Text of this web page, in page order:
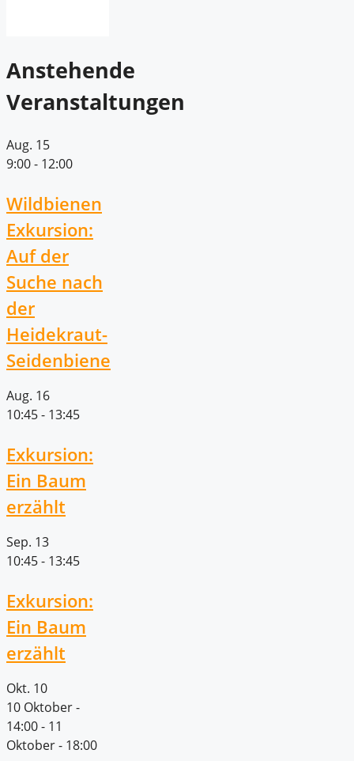
Anstehende
Veranstaltungen
Aug. 15
9:00- 12:00
Wildbienen
Exkursion:
Auf der
Suche nach
der
Heidekraut-
Seidenbiene
Aug. 16
10:45- 13:45
Exkursion:
Ein Baum
erzählt
Sep. 13
10:45- 13:45
Exkursion:
Ein Baum
erzählt
Okt. 10
10 Oktober -
14:00- 11
Oktober - 18:00